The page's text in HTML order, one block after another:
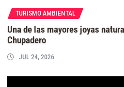
TURISMO AMBIENTAL
Una de las mayores joyas
Chupadero
JUL 24, 2026